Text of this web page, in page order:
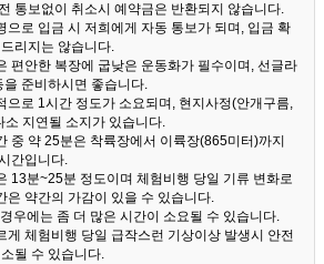
통보없이 취소시 예약금은 반환되지 않습니다.
으로 입금 시 저희에게 자동 통보가 되며, 입금 확
리지는 않습니다.
편안한 복장에 굽낮은 운동화가 필수이며, 선글라
을 준비하시면 좋습니다.
으로 1시간 정도가 소요되며, 현지사정(안개구름,
소 지연될 소지가 있습니다.
중 약 25분은 착륙장에서 이륙장(865미터)까지
간입니다.
13분~25분 정도이며 체험비행 당일 기류 변화로
은 약간의 가감이 있을 수 있습니다.
우에는 좀 더 많은 시간이 소요될 수 있습니다.
게 체험비행 당일 급작스런 기상이상 발생시 안전
될 수 있습니다.